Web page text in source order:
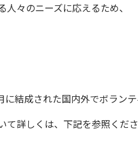
々のニーズに応えるため、
に結成された国内外でボラン
詳しくは、下記を参照くださ